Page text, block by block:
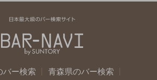
バー検索
青森県のバー検索